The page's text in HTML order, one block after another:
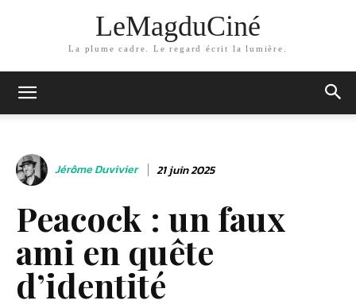
LeMagduCiné
La plume cadre. Le regard écrit la lumière.
Jérôme Duvivier 21 juin 2025
Peacock : un faux
ami en quête
d’identité